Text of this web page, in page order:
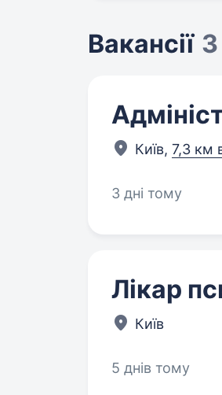
Вакансії 3
Київ, 7,3 км
3 дні тому
Лікар
Київ
5 днів тому